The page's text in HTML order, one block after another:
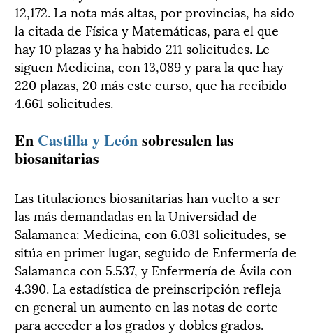
12,172. La nota más altas, por provincias, ha sido
la citada de Física y Matemáticas, para el que
hay 10 plazas y ha habido 211 solicitudes. Le
siguen Medicina, con 13,089 y para la que hay
220 plazas, 20 más este curso, que ha recibido
4.661 solicitudes.
En Castilla y Leónsobresalen las
biosanitarias
Las titulaciones biosanitarias han vuelto a ser
las más demandadas en la Universidad de
Salamanca: Medicina, con 6.031 solicitudes, se
sitúa en primer lugar, seguido de Enfermería de
Salamanca con 5.537, y Enfermería de Ávila con
4.390. La estadística de preinscripción refleja
en general un aumento en las notas de corte
para acceder a los grados y dobles grados.